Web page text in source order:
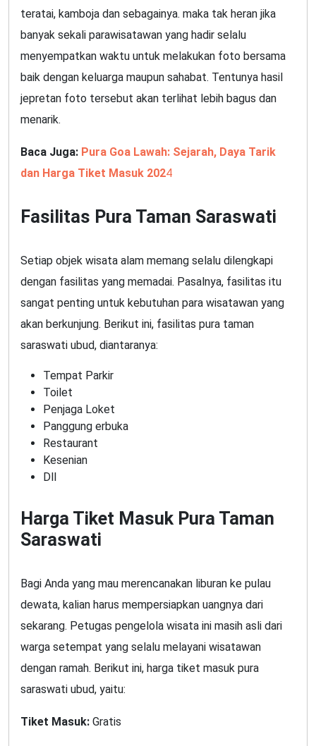
teratai, kamboja dan sebagainya. maka tak heran jika
banyak sekali parawisatawan yang hadir selalu
menyempatkan waktu untuk melakukan foto bersama
baik dengan keluarga maupun sahabat. Tentunya hasil
jepretan foto tersebut akan terlihat lebih bagus dan
menarik.
Baca Juga: Pura Goa Lawah: Sejarah, Daya Tarik
dan Harga Tiket Masuk 2024
Fasilitas Pura Taman Saraswati
Setiap objek wisata alam memang selalu dilengkapi
dengan fasilitas yang memadai. Pasalnya, fasilitas itu
sangat penting untuk kebutuhan para wisatawan yang
akan berkunjung. Berikut ini, fasilitas pura taman
saraswati ubud, diantaranya:
Tempat Parkir
Toilet
Penjaga Loket
Panggung erbuka
Restaurant
Kesenian
Dll
Harga Tiket Masuk Pura Taman
Saraswati
Bagi Anda yang mau merencanakan liburan ke pulau
dewata, kalian harus mempersiapkan uangnya dari
sekarang. Petugas pengelola wisata ini masih asli dari
warga setempat yang selalu melayani wisatawan
dengan ramah. Berikut ini, harga tiket masuk pura
saraswati ubud, yaitu:
Tiket Masuk: Gratis